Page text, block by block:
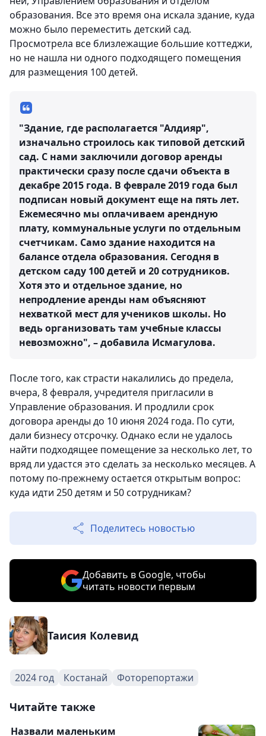
образования. Все это время она искала здание, куда
можно было переместить детский сад.
Просмотрела все близлежащие большие коттеджи,
но не нашла ни одного подходящего помещения
для размещения 100 детей.
"Здание, где располагается "Алдияр",
изначально строилось как типовой детский
сад. С нами заключили договор аренды
практически сразу после сдачи объекта в
декабре 2015 года. В феврале 2019 года был
подписан новый документ еще на пять лет.
Ежемесячно мы оплачиваем арендную
плату, коммунальные услуги по отдельным
счетчикам. Само здание находится на
балансе отдела образования. Сегодня в
детском саду 100 детей и 20 сотрудников.
Хотя это и отдельное здание, но
непродление аренды нам объясняют
нехваткой мест для учеников школы. Но
ведь организовать там учебные классы
невозможно", – добавила Исмагулова.
После того, как страсти накалились до предела,
вчера, 8 февраля, учредителя пригласили в
Управление образования. И продлили срок
договора аренды до 10 июня 2024 года. По сути,
дали бизнесу отсрочку. Однако если не удалось
найти подходящее помещение за несколько лет, то
вряд ли удастся это сделать за несколько месяцев. А
потому по-прежнему остается открытым вопрос:
куда идти 250 детям и 50 сотрудникам?
Поделитесь новостью
Добавить в Google, чтобы
читать новости первым
Таисия Колевид
2024 год Костанай Фоторепортажи
Читайте также
Назвали маленьким